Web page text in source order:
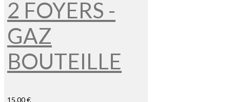
2 FOYERS -
GAZ
BOUTEILLE
15,00 €